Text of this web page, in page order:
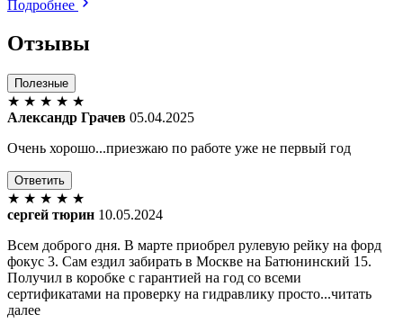
Подробнее
Отзывы
Полезные
★ ★ ★ ★ ★
Александр Грачев 05.04.2025
Очень хорошо...приезжаю по работе уже не первый год
Ответить
★ ★ ★ ★ ★
сергей тюрин 10.05.2024
Всем доброго дня. В марте приобрел рулевую рейку на форд
фокус 3. Сам ездил забирать в Москве на Батюнинский 15.
Получил в коробке с гарантией на год со всеми
сертификатами на проверку на гидравлику просто...читать
далее